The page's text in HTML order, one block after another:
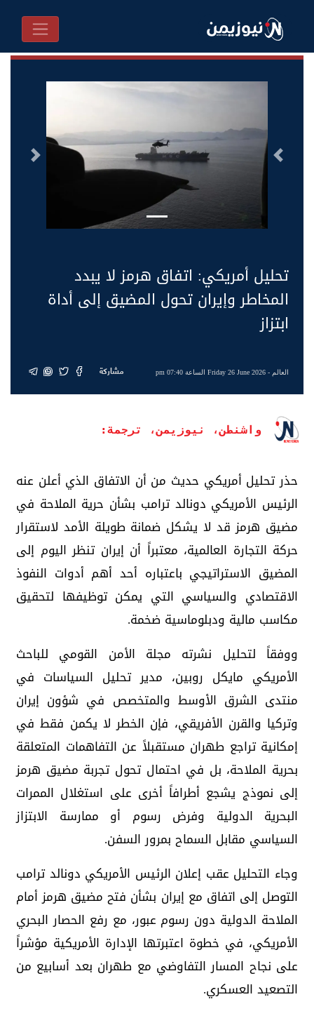
السابق التالى
تحليل أمريكي: اتفاق هرمز لا يبدد
المخاطر وإيران تحول المضيق إلى أداة
ابتزاز
العالم - Friday 26 June 2026 الساعة 07:40 pm مشاركة
واشنطن، نيوزيمن، ترجمة:
حذر تحليل أمريكي حديث من أن الاتفاق الذي أعلن عنه
الرئيس الأمريكي دونالد ترامب بشأن حرية الملاحة في
مضيق هرمز قد لا يشكل ضمانة طويلة الأمد لاستقرار
حركة التجارة العالمية، معتبراً أن إيران تنظر اليوم إلى
المضيق الاستراتيجي باعتباره أحد أهم أدوات النفوذ
الاقتصادي والسياسي التي يمكن توظيفها لتحقيق
مكاسب مالية ودبلوماسية ضخمة.
ووفقاً لتحليل نشرته مجلة الأمن القومي للباحث
الأمريكي مايكل روبين، مدير تحليل السياسات في
منتدى الشرق الأوسط والمتخصص في شؤون إيران
وتركيا والقرن الأفريقي، فإن الخطر لا يكمن فقط في
إمكانية تراجع طهران مستقبلاً عن التفاهمات المتعلقة
بحرية الملاحة، بل في احتمال تحول تجربة مضيق هرمز
إلى نموذج يشجع أطرافاً أخرى على استغلال الممرات
البحرية الدولية وفرض رسوم أو ممارسة الابتزاز
السياسي مقابل السماح بمرور السفن.
وجاء التحليل عقب إعلان الرئيس الأمريكي دونالد ترامب
التوصل إلى اتفاق مع إيران بشأن فتح مضيق هرمز أمام
الملاحة الدولية دون رسوم عبور، مع رفع الحصار البحري
الأمريكي، في خطوة اعتبرتها الإدارة الأمريكية مؤشراً
على نجاح المسار التفاوضي مع طهران بعد أسابيع من
التصعيد العسكري.